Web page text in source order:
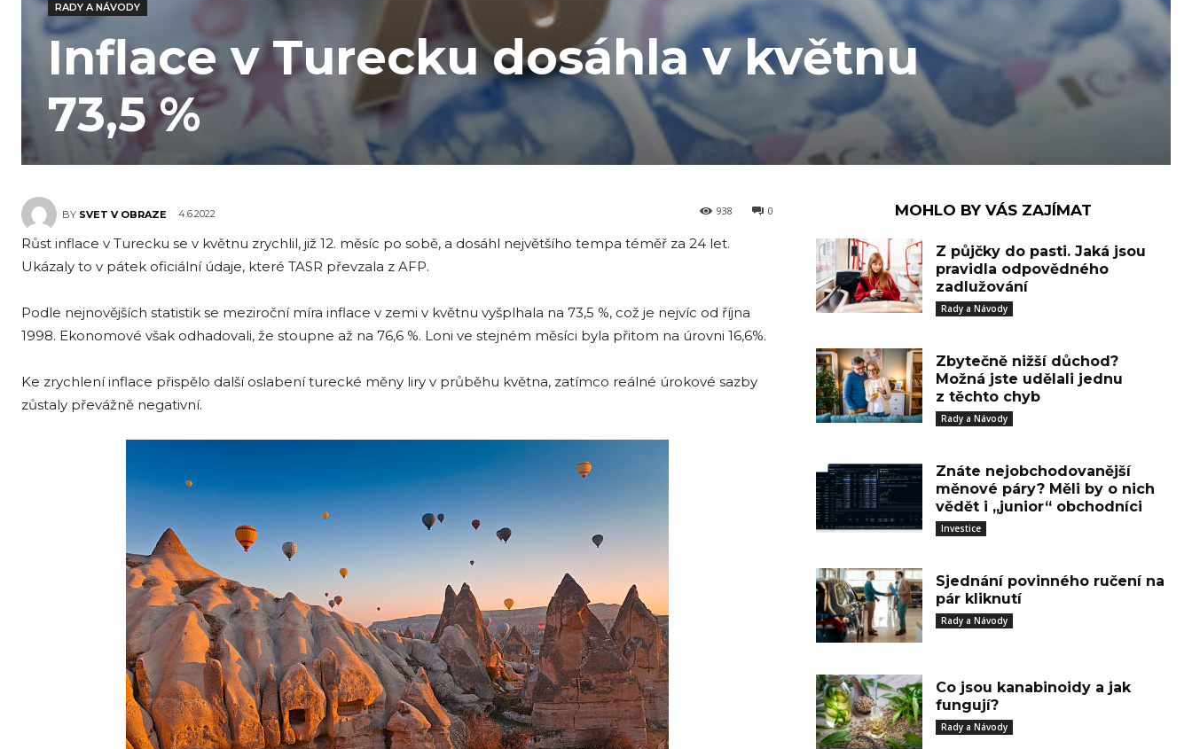
RADY A NÁVODY
Inflace v Turecku dosáhla v květnu
73,5 %
BY SVET V OBRAZE 4.6.2022 0
938
Růst inflace v Turecku se v květnu zrychlil, již 12. měsíc po sobě, a dosáhl největšího tempa téměř za 24 let.
Ukázaly to v pátek oficiální údaje, které TASR převzala z AFP.
Podle nejnovějších statistik se meziroční míra inflace v zemi v květnu vyšplhala na 73,5 %, což je nejvíc od října
1998. Ekonomové však odhadovali, že stoupne až na 76,6 %. Loni ve stejném měsíci byla přitom na úrovni 16,6%.
Ke zrychlení inflace přispělo další oslabení turecké měny liry v průběhu května, zatímco reálné úrokové sazby
zůstaly převážně negativní.
MOHLO BY VÁS ZAJÍMAT
Z půjčky do pasti. Jaká jsou
pravidla odpovědného
zadlužování
Rady a Návody
Zbytečně nižší důchod?
Možná jste udělali jednu
z těchto chyb
Rady a Návody
Znáte nejobchodovanější
měnové páry? Měli by o nich
vědět i „junior“ obchodníci
Investice
Sjednání povinného ručení na
pár kliknutí
Rady a Návody
Co jsou kanabinoidy a jak
fungují?
Rady a Návody